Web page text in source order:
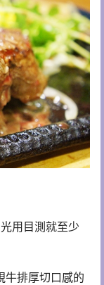
用目測就至少
牛排厚切口感的